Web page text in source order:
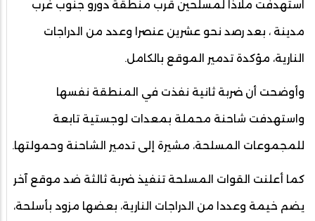
استهدفت ملاذا لمسلحين قرب منطقة دورو جنوب غرب
مدينة ، بعد رصد نحو عشرين عنصرا وعدد من الدراجات
النارية، مؤكدة تدمير الموقع بالكامل.
وأوضحت أن ضربة ثانية نفذت في المنطقة نفسها
واستهدفت شاحنة محملة بمعدات لوجستية تابعة
للمجموعات المسلحة، مشيرة إلى تدمير الشاحنة وحمولتها.
كما أعلنت القوات المسلحة تنفيذ ضربة ثالثة ضد موقع آخر
يضم خيمة وعددا من الدراجات النارية، بعضها مزود بأسلحة،